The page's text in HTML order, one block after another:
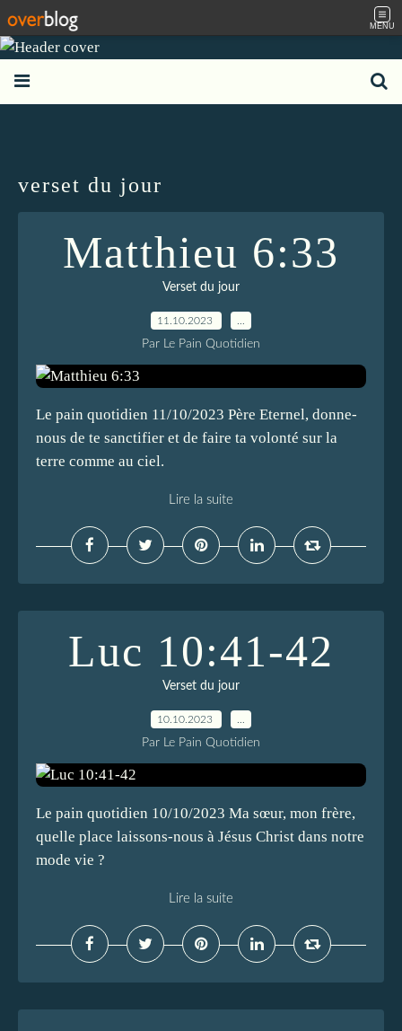
MENU
verset du jour
Matthieu 6:33
Verset du jour
11.10.2023
Par Le Pain Quotidien
Le pain quotidien 11/10/2023 Père Eternel, donne-
nous de te sanctifier et de faire ta volonté sur la
terre comme au ciel.
Lire la suite
Luc 10:41-42
Verset du jour
10.10.2023
Par Le Pain Quotidien
Le pain quotidien 10/10/2023 Ma sœur, mon frère,
quelle place laissons-nous à Jésus Christ dans notre
mode vie ?
Lire la suite